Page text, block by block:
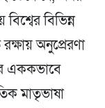
বিভিন্ন
অনুপ্রেরণা
এককভাবে
মাতৃভাষা